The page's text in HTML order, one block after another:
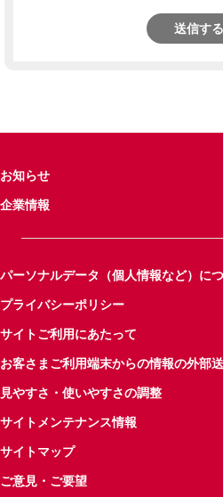
送信する
お知らせ
企業情報
パーソナルデータ（個人情報など）に
プライバシーポリシー
サイトご利用にあたって
お客さまご利用端末からの情報の外部
見やすさ・使いやすさの調整
サイトメンテナンス情報
サイトマップ
ご意見・ご要望